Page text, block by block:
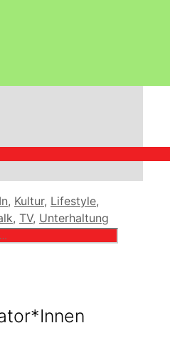
, Kultur, Lifestyle,
, TV, Unterhaltung